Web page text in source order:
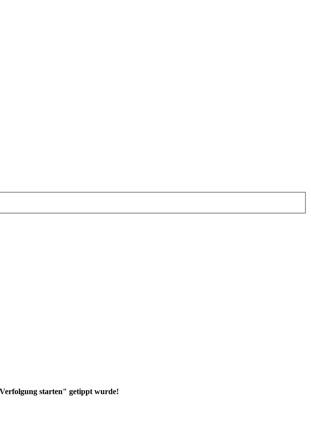
starten" getippt wurde!